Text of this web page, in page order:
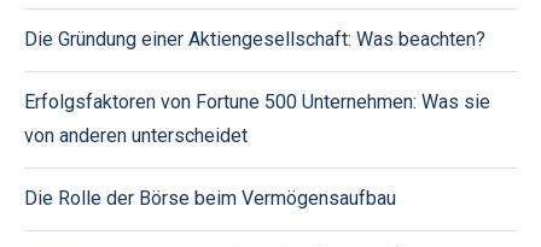
Die Gründung einer Aktiengesellschaft: Was beachten?
Erfolgsfaktoren von Fortune 500 Unternehmen: Was sie
von anderen unterscheidet
Die Rolle der Börse beim Vermögensaufbau